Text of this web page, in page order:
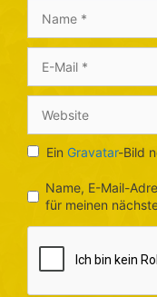
Mail
Ein Gravatar-Bild
Name, E-Mail-
für meinen